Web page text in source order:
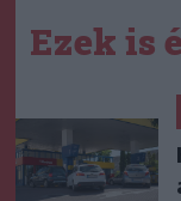
Ezek is